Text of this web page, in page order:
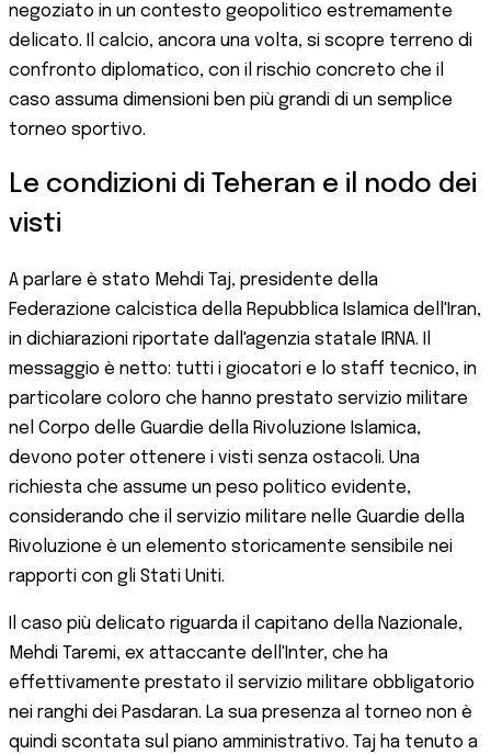
negoziato in un contesto geopolitico estremamente
delicato. Il calcio, ancora una volta, si scopre terreno di
confronto diplomatico, con il rischio concreto che il
caso assuma dimensioni ben più grandi di un semplice
torneo sportivo.
Le condizioni di Teheran e il nodo dei
visti
A parlare è stato Mehdi Taj, presidente della
Federazione calcistica della Repubblica Islamica dell'Iran,
in dichiarazioni riportate dall'agenzia statale IRNA. Il
messaggio è netto: tutti i giocatori e lo staff tecnico, in
particolare coloro che hanno prestato servizio militare
nel Corpo delle Guardie della Rivoluzione Islamica,
devono poter ottenere i visti senza ostacoli. Una
richiesta che assume un peso politico evidente,
considerando che il servizio militare nelle Guardie della
Rivoluzione è un elemento storicamente sensibile nei
rapporti con gli Stati Uniti.
Il caso più delicato riguarda il capitano della Nazionale,
Mehdi Taremi, ex attaccante dell'Inter, che ha
effettivamente prestato il servizio militare obbligatorio
nei ranghi dei Pasdaran. La sua presenza al torneo non è
quindi scontata sul piano amministrativo. Taj ha tenuto a